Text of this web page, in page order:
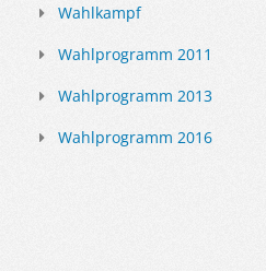
Wahlkampf
Wahlprogramm 2011
Wahlprogramm 2013
Wahlprogramm 2016